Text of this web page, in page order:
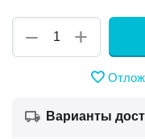
+
−
Варианты